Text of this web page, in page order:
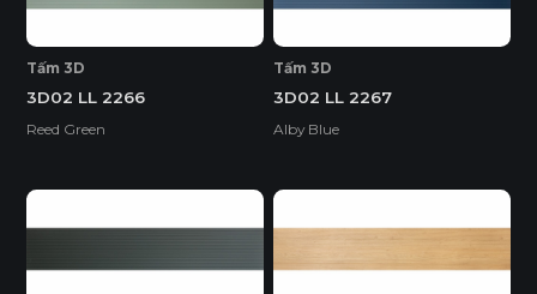
Tấm 3D
3D02 LL 2266
Reed Green
Tấm 3D
3D02 LL 2267
Alby Blue